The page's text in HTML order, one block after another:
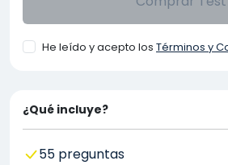
He leído y acepto los Términos y
¿Qué incluye?
55 preguntas